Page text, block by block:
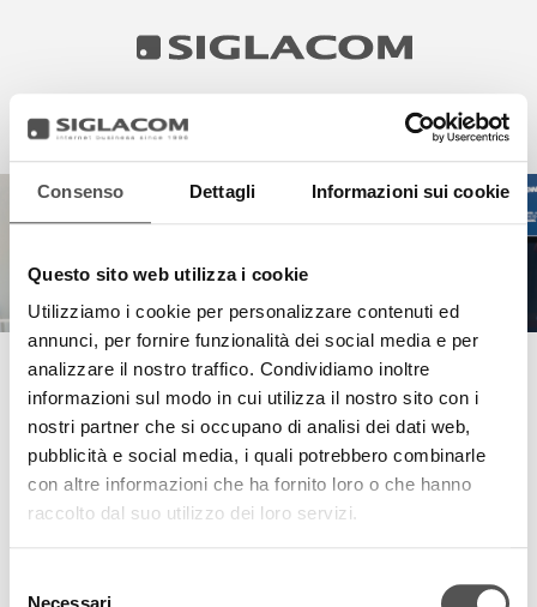
Consenso Dettagli Informazioni sui cookie
Questo sito web utilizza i cookie
Utilizziamo i cookie per personalizzare contenuti ed
annunci, per fornire funzionalità dei social media e per
analizzare il nostro traffico. Condividiamo inoltre
informazioni sul modo in cui utilizza il nostro sito con i
nostri partner che si occupano di analisi dei dati web,
pubblicità e social media, i quali potrebbero combinarle
con altre informazioni che ha fornito loro o che hanno
raccolto dal suo utilizzo dei loro servizi.
Necessari
EN IT
HIGHLIGHTS
SIGLACOM
‹
INFINITY ROSES